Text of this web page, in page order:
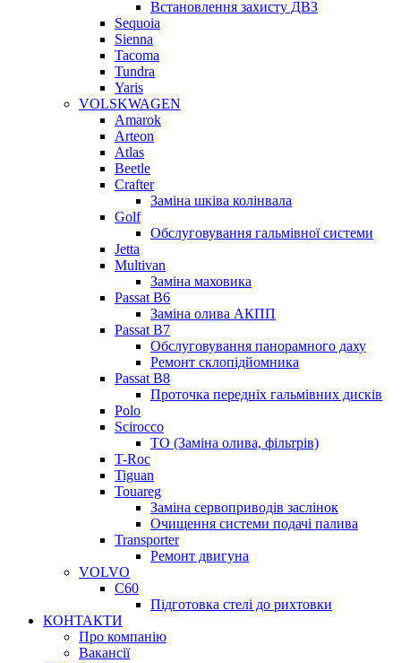
Встановлення захисту ДВЗ
Sequoia
Sienna
Tacoma
Tundra
Yaris
VOLSKWAGEN
Amarok
Arteon
Atlas
Beetle
Crafter
Заміна шківа колінвала
Golf
Обслуговування гальмівної системи
Jetta
Multivan
Заміна маховика
Passat B6
Заміна олива АКПП
Passat B7
Обслуговування панорамного даху
Ремонт склопідйомника
Passat B8
Проточка передніх гальмівних дисків
Polo
Scirocco
ТО (Заміна олива, фільтрів)
T-Roc
Tiguan
Touareg
Заміна сервоприводів заслінок
Очищення системи подачі палива
Transporter
Ремонт двигуна
VOLVO
C60
Підготовка стелі до рихтовки
КОНТАКТИ
Про компанію
Вакансії